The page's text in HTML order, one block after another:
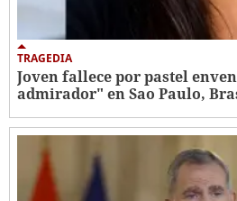
TRAGEDIA
Joven fallece por pastel
admirador" en Sao Paulo,